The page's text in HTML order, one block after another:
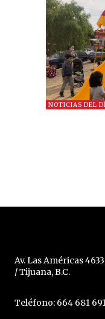
NOTICIAS DEL
Av. Las Américas
/ Tijuana, B.C.
Teléfono: 664 681